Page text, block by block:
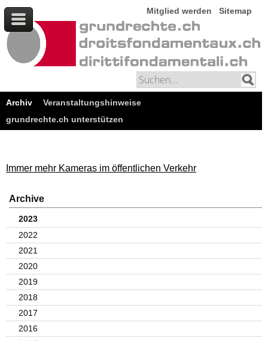
Mitglied werden Sitemap
Archiv
Veranstaltungshinweise
grundrechte.ch unterstützen
Immer mehr Kameras im öffentlichen Verkehr
Archive
2023
2022
2021
2020
2019
2018
2017
2016